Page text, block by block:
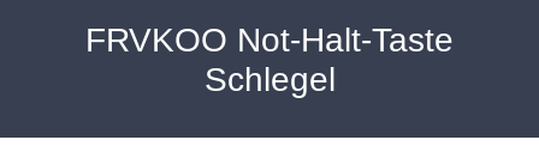
FRVKOO Not-Halt-Taste
Schlegel